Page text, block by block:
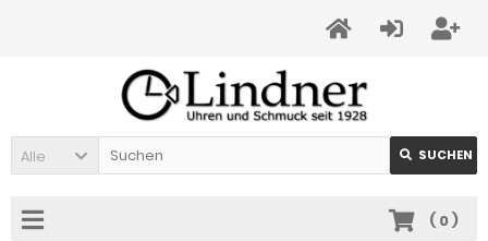
Alle SUCHEN
( 0)